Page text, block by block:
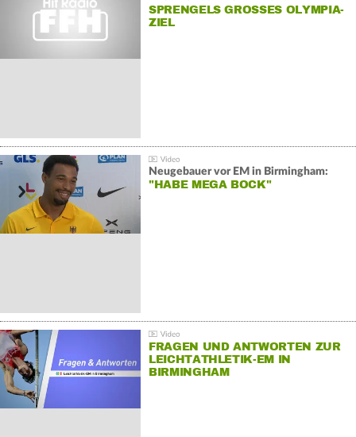
SPRENGELS GROSSES OLYMPIA-Z
IEL
Neugebauer vor EM in Birmingham:
"HABE MEGA BOCK"
FRAGEN UND ANTWORTEN ZUR
LEICHTATHLETIK-EM IN
BIRMINGHAM